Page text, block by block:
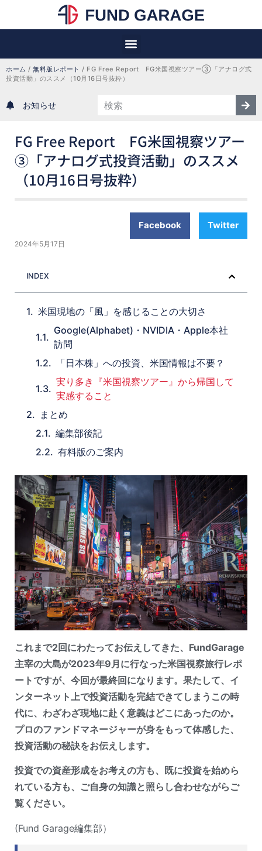
ホーム / 無料版レポート / FG Free Report　FG米国視察ツアー③「アナログ式
投資活動」のススメ（10月16日号抜粋）
お知らせ
FG Free Report FG米国視察ツアー
③「アナログ式投資活動」のススメ
（10月16日号抜粋）
Facebook Twitter
2024年5月17日
INDEX
米国現地の「風」を感じることの大切さ
Google(Alphabet)・NVIDIA・Apple本社
訪問
「日本株」への投資、米国情報は不要？
実り多き『米国視察ツアー』から帰国して
実感すること
まとめ
編集部後記
有料版のご案内
これまで2回にわたってお伝えしてきた、FundGarage
主宰の大島が2023年9月に行なった米国視察旅行レポ
ートですが、今回が最終回になります。果たして、イ
ンターネット上で投資活動を完結できてしまうこの時
代に、わざわざ現地に赴く意義はどこにあったのか。
プロのファンドマネージャーが身をもって体感した、
投資活動の秘訣をお伝えします。
投資での資産形成をお考えの方も、既に投資を始めら
れている方も、ご自身の知識と照らし合わせながらご
覧ください。
(Fund Garage編集部）